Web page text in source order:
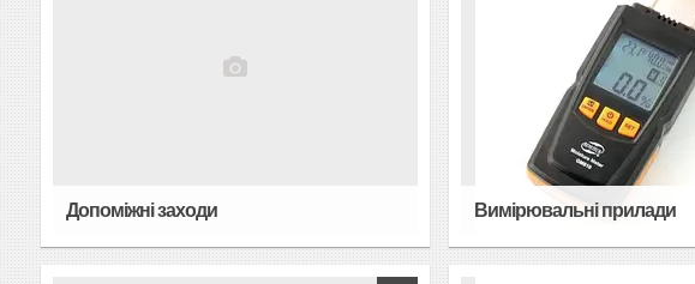
Допоміжні заходи Вимірювальні прилади